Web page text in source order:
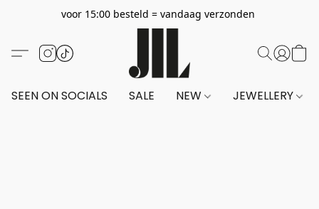
voor 15:00 besteld = vandaag verzonden
SEEN ON SOCIALS SALE NEW JEWELLERY